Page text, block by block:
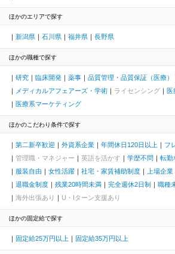
ほかのエリアで探す
新潟県 石川県 福井県 長野県
ほかの職種で探す
研究 臨床開発 薬事 品質管理・品質保証（医療）
メディカルアフェアーズ・学術
ライセンシング 医
医療系マーケティング
ほかのこだわり条件で探す
第二新卒歓迎 外資系企業 年間休日120日以上
フ
管理職・マネジャー
英語を活かす 学歴不問
転勤
服装自由
女性活躍 社宅・家賃補助制度 上場企業
退職金制度
残業20時間未満 完全週休2日制 職種
海外出張あり
U・Iターン支援あり
ほかの固定給で探す
固定給25万円以上 固定給35万円以上